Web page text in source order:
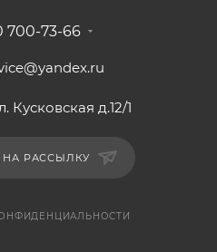
700-73-66
Кусковская д.12/1
РАССЫЛКУ